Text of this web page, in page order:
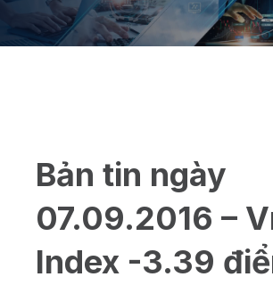
Bản tin ngày
07.09.2016 –
Index -3.39